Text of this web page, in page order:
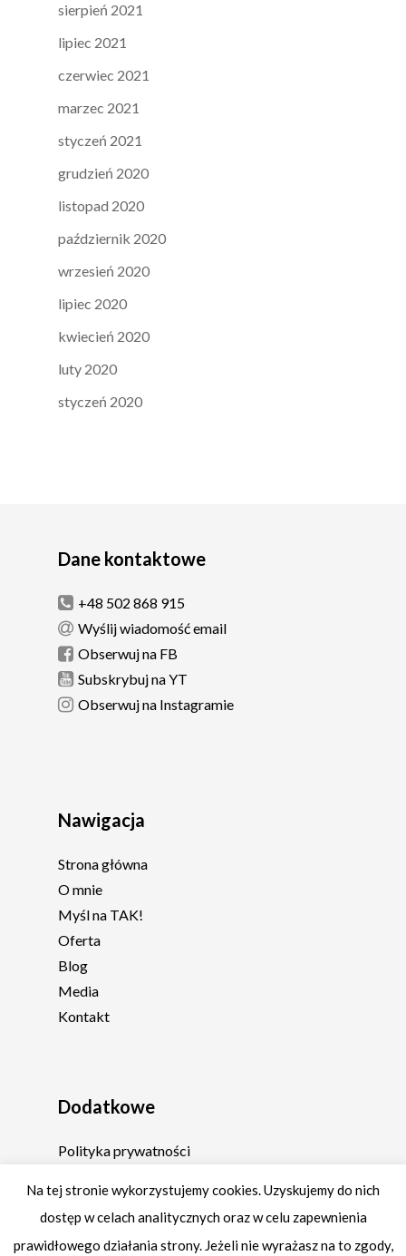
sierpień 2021
lipiec 2021
czerwiec 2021
marzec 2021
styczeń 2021
grudzień 2020
listopad 2020
październik 2020
wrzesień 2020
lipiec 2020
kwiecień 2020
luty 2020
styczeń 2020
Dane kontaktowe
+48 502 868 915
Wyślij wiadomość email
Obserwuj na FB
Subskrybuj na YT
Obserwuj na Instagramie
Nawigacja
Strona główna
O mnie
Myśl na TAK!
Oferta
Blog
Media
Kontakt
Dodatkowe
Polityka prywatności
Na tej stronie wykorzystujemy cookies. Uzyskujemy do nich
dostęp w celach analitycznych oraz w celu zapewnienia
prawidłowego działania strony. Jeżeli nie wyrażasz na to zgody,